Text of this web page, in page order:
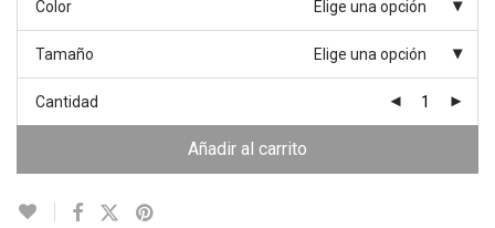
Color Elige una opción
Tamaño Elige una opción
Cantidad
Añadir al carrito